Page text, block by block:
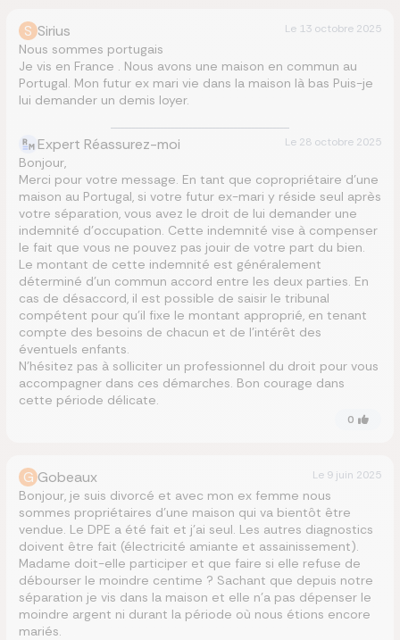
S Sirius Le 13 octobre 2025
Nous sommes portugais
Je vis en France . Nous avons une maison en commun au
Portugal. Mon futur ex mari vie dans la maison là bas Puis-je
lui demander un demis loyer.
Expert Réassurez-moi Le 28 octobre 2025
Bonjour,
Merci pour votre message. En tant que copropriétaire d’une
maison au Portugal, si votre futur ex-mari y réside seul après
votre séparation, vous avez le droit de lui demander une
indemnité d’occupation. Cette indemnité vise à compenser
le fait que vous ne pouvez pas jouir de votre part du bien.
Le montant de cette indemnité est généralement
déterminé d’un commun accord entre les deux parties. En
cas de désaccord, il est possible de saisir le tribunal
compétent pour qu’il fixe le montant approprié, en tenant
compte des besoins de chacun et de l’intérêt des
éventuels enfants.
N’hésitez pas à solliciter un professionnel du droit pour vous
accompagner dans ces démarches. Bon courage dans
cette période délicate.
0
G Gobeaux Le 9 juin 2025
Bonjour, je suis divorcé et avec mon ex femme nous
sommes propriétaires d’une maison qui va bientôt être
vendue. Le DPE a été fait et j’ai seul. Les autres diagnostics
doivent être fait (électricité amiante et assainissement).
Madame doit-elle participer et que faire si elle refuse de
débourser le moindre centime ? Sachant que depuis notre
séparation je vis dans la maison et elle n’a pas dépenser le
moindre argent ni durant la période où nous étions encore
mariés.